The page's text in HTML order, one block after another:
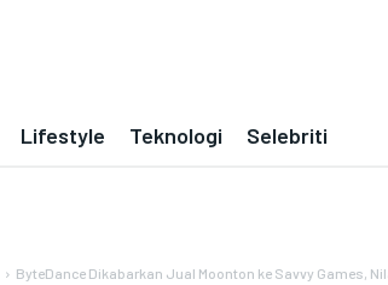
Lifestyle Teknologi Selebriti
ByteDance Dikabarkan Jual Moonton ke Savvy Games,